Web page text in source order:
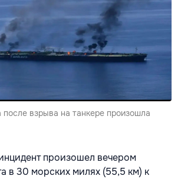
после взрыва на танкере произошла
произошел вечером
в 30 морских милях (55,5 км) к